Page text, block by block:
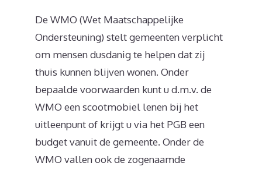
De WMO (Wet Maatschappelijke
Ondersteuning) stelt gemeenten verplicht
om mensen dusdanig te helpen dat zij
thuis kunnen blijven wonen. Onder
bepaalde voorwaarden kunt u d.m.v. de
WMO een scootmobiel lenen bij het
uitleenpunt of krijgt u via het PGB een
budget vanuit de gemeente. Onder de
WMO vallen ook de zogenaamde